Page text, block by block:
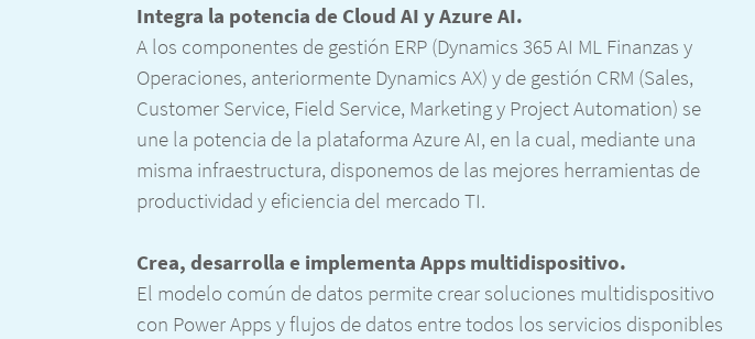
Integra la potencia de Cloud AI y Azure AI.
A los componentes de gestión ERP (Dynamics 365 AI ML Finanzas y
Operaciones, anteriormente Dynamics AX) y de gestión CRM (Sales,
Customer Service, Field Service, Marketing y Project Automation) se
une la potencia de la plataforma Azure AI, en la cual, mediante una
misma infraestructura, disponemos de las mejores herramientas de
productividad y eficiencia del mercado TI.
Crea, desarrolla e implementa Apps multidispositivo.
El modelo común de datos permite crear soluciones multidispositivo
con Power Apps y flujos de datos entre todos los servicios disponibles